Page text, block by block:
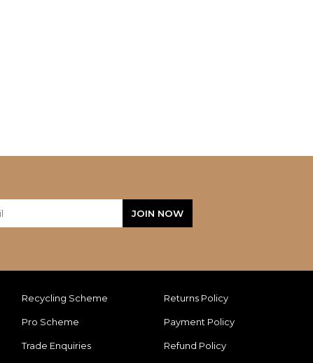
Recycling Scheme
Pro Scheme
Trade Enquiries
Returns Policy
Payment Policy
Refund Policy